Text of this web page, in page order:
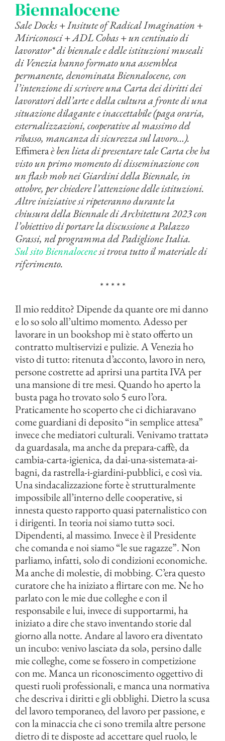
Biennalocene
Sale Docks + Insitute of Radical Imagination +
Miriconosci + ADL Cobas + un centinaio di
lavorator* di biennale e delle istituzioni museali
di Venezia hanno formato una assemblea
permanente, denominata Biennalocene, con
l’intenzione di scrivere una Carta dei diritti dei
lavoratori dell’arte e della cultura a fronte di una
situazione dilagante e inaccettabile (paga oraria,
esternalizzazioni, cooperative al massimo del
ribasso, mancanza di sicurezza sul lavoro…).
Effimeraè ben lieta di presentare tale Carta che ha
visto un primo momento di disseminazione con
un flash mobnei Giardini della Biennale, in
ottobre, per chiedere l’attenzione delle istituzioni.
Altre iniziative si ripeteranno durante la
chiusura della Biennale di Architettura 2023 con
l’obiettivo di portare la discussione a Palazzo
Grassi, nel programma del Padiglione Italia.
Sul sito Biennalocenesi trova tutto il materiale di
riferimento.
* * * * *
Il mio reddito? Dipende da quante ore mi danno
e lo so solo all’ultimo momento. Adesso per
lavorare in un bookshop mi è stato offerto un
contratto multiservizi e pulizie. A Venezia ho
visto di tutto: ritenuta d’acconto, lavoro in nero,
persone costrette ad aprirsi una partita IVA per
una mansione di tre mesi. Quando ho aperto la
busta paga ho trovato solo 5 euro l’ora.
Praticamente ho scoperto che ci dichiaravano
come guardiani di deposito “in semplice attesa”
invece che mediatori culturali. Venivamo trattatə
da guardasala, ma anche da prepara-caffè, da
cambia-carta-igienica, da dai-una-sistemata-ai-
bagni, da rastrella-i-giardini-pubblici, e così via.
Una sindacalizzazione forte è strutturalmente
impossibile all’interno delle cooperative, si
innesta questo rapporto quasi paternalistico con
i dirigenti. In teoria noi siamo tuttə soci.
Dipendenti, al massimo. Invece è il Presidente
che comanda e noi siamo “le sue ragazze”. Non
parliamo, infatti, solo di condizioni economiche.
Ma anche di molestie, di mobbing. C’era questo
curatore che ha iniziato a flirtare con me. Ne ho
parlato con le mie due colleghe e con il
responsabile e lui, invece di supportarmi, ha
iniziato a dire che stavo inventando storie dal
giorno alla notte. Andare al lavoro era diventato
un incubo: venivo lasciatə da solə, persino dalle
mie colleghe, come se fossero in competizione
con me. Manca un riconoscimento oggettivo di
questi ruoli professionali, e manca una normativa
che descriva i diritti e gli obblighi. Dietro la scusa
del lavoro temporaneo, del lavoro per passione, e
con la minaccia che ci sono tremila altre persone
dietro di te disposte ad accettare quel ruolo, le